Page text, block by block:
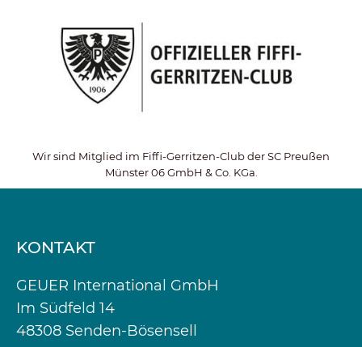
Wir sind Mitglied im Fiffi-Gerritzen-Club der SC Preußen
Münster 06 GmbH & Co. KGa.
KONTAKT
GEUER International GmbH
Im Südfeld 14
48308 Senden-Bösensell